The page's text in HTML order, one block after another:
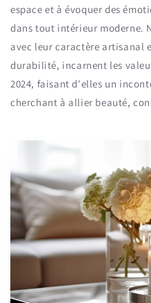
espace et à évoquer des
dans tout intérieur moderne.
avec leur caractère artisanal
durabilité, incarnent les
2024, faisant d'elles un
cherchant à allier beauté,